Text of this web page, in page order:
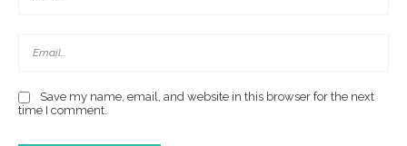
Save my name, email, and website in this browser for the next
time I comment.